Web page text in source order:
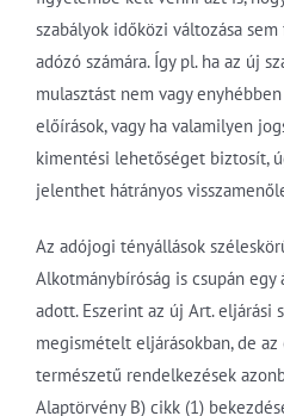
szabályok időközi változása
adózó számára. Így pl. ha az új
mulasztást nem vagy
előírások, vagy ha valamilyen
kimentési lehetőséget biztosít,
jelenthet hátrányos
Az adójogi tényállások
Alkotmánybíróság is csupán
adott. Eszerint az új Art. eljárási
megismételt eljárásokban, de
természetű rendelkezések
Alaptörvény B) cikk (1)